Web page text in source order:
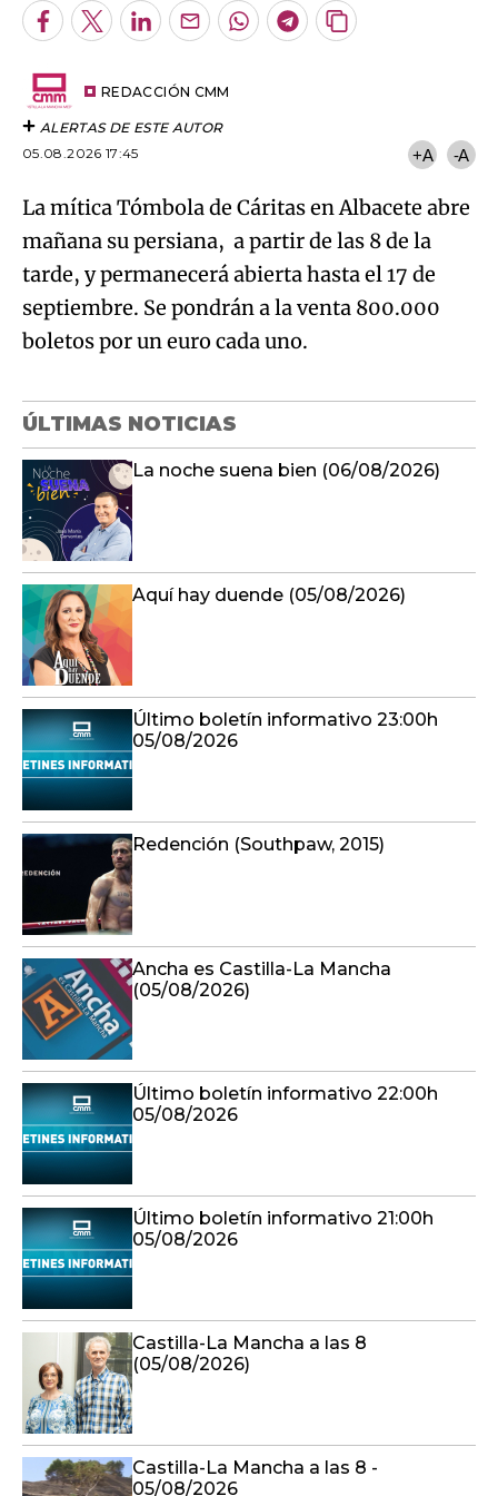
Facebook
TwitterLinkedInEnviarWhatsapp
Telegram
Copiar
REDACCIÓN CMM
ALERTAS DE ESTE AUTOR
05.08.2026 17:45
+A -A
La mítica Tómbola de Cáritas en Albacete abre
mañana su persiana, a partir de las 8 de la
tarde, y permanecerá abierta hasta el 17 de
septiembre. Se pondrán a la venta 800.000
boletos por un euro cada uno.
ÚLTIMAS NOTICIAS
La noche suena bien (06/08/2026)
Aquí hay duende (05/08/2026)
Último boletín informativo 23:00h
05/08/2026
Redención (Southpaw, 2015)
Ancha es Castilla-La Mancha
(05/08/2026)
Último boletín informativo 22:00h
05/08/2026
Último boletín informativo 21:00h
05/08/2026
Castilla-La Mancha a las 8
(05/08/2026)
Castilla-La Mancha a las 8 -
05/08/2026